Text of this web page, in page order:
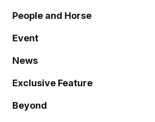
SARGA
Pordasi
People and Horse
Event
News
Exclusive Feature
Beyond